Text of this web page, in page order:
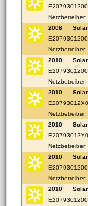
Netzbetreiber:
2008
Netzbetreiber:
2010
Netzbetreiber:
2010
Netzbetreiber:
2010
Netzbetreiber:
2010
Netzbetreiber:
2010